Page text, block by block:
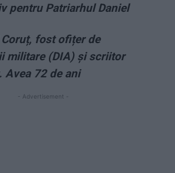
pentru Patriarhul Daniel
fost ofițer de
militare (DIA) și scriitor
72 de ani
- Advertisement -